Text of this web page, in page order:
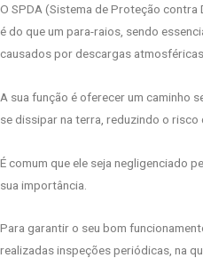
O SPDA (Sistema de Proteção
é do que um para-raios, sendo
causados por descargas atmosféricas.
A sua função é oferecer um caminho
se dissipar na terra, reduzindo o risco
É comum que ele seja negligenciado
sua importância.
Para garantir o seu bom
realizadas inspeções periódicas, na